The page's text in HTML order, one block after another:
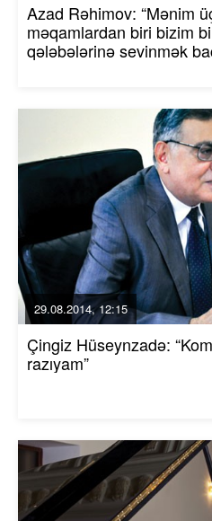
Azad Rəhimov: “Mənim
məqamlardan biri bizim
qələbələrinə sevinmək
29.08.2014, 12:15
Çingiz Hüseynzadə:
razıyam”